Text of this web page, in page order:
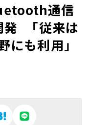
通信
発 「従来は
にも利用」